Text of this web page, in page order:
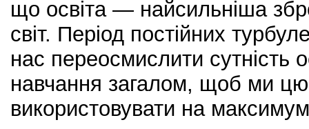
що освіта — найсильніша
світ. Період постійних
нас переосмислити сутність
навчання загалом, щоб ми
використовувати на